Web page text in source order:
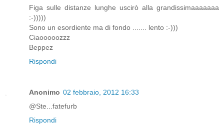
Figa sulle distanze lunghe uscirò alla grandissimaaaaaaa
:-)))))
Sono un esordiente ma di fondo ....... lento :-)))
Ciaooooozzz
Beppez
Rispondi
Anonimo 02 febbraio, 2012 16:33
@Ste...fatefurb
Rispondi